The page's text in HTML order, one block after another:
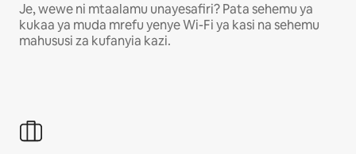
Je, wewe ni mtaalamu unayesafiri? Pata sehemu ya
kukaa ya muda mrefu yenye Wi-Fi ya kasi na sehemu
mahususi za kufanyia kazi.